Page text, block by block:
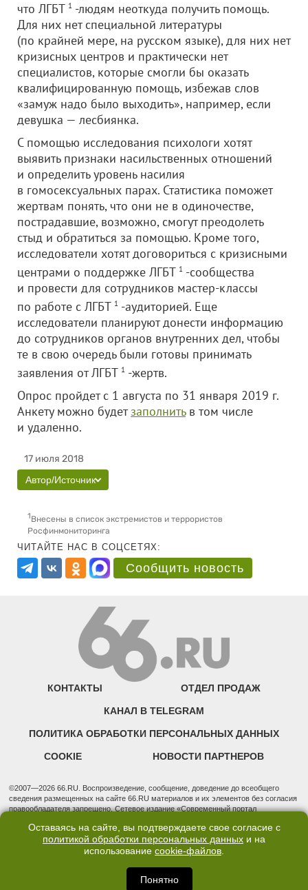
что ЛГБТ 1 -людям неоткуда получить помощь.
Для них нет специальной литературы
(по крайней мере, на русском языке), для них нет
кризисных центров и практически нет
специалистов, которые смогли бы оказать
квалифицированную помощь, избежав слов
«замуж надо было выходить», например, если
девушка — лесбиянка.
С помощью исследования психологи хотят
выявить признаки насильственных отношений
и определить уровень насилия
в гомосексуальных парах. Статистика поможет
жертвам понять, что они не в одиночестве,
пострадавшие, возможно, смогут преодолеть
стыд и обратиться за помощью. Кроме того,
исследователи хотят договориться с кризисными
центрами о поддержке ЛГБТ 1 -сообщества
и провести для сотрудников мастер-классы
по работе с ЛГБТ 1 -аудиторией. Еще
исследователи планируют донести информацию
до сотрудников органов внутренних дел, чтобы
те в свою очередь были готовы принимать
заявления от ЛГБТ 1 -жертв.
Опрос пройдет с 1 августа по 31 января 2019 г.
Анкету можно будетзаполнитьв том числе
и удаленно.
17 июля 2018
Автор/Источник
1Внесены в список экстремистов и террористов
Росфинмониторинга
ЧИТАЙТЕ НАС В СОЦСЕТЯХ:
Сообщить новость
КОНТАКТЫ ОТДЕЛ ПРОДАЖ
КАНАЛ В TELEGRAM
ПОЛИТИКА ОБРАБОТКИ ПЕРСОНАЛЬНЫХ ДАННЫХ
COOKIE НОВОСТИ ПАРТНЕРОВ
©2007—2026 66.RU. Воспроизведение, сообщение, доведение до всеобщего
сведения размещенных на сайте 66.RU материалов и их элементов без согласия
правообладателя запрещено. Сетевое издание «Современный портал
надзору в сфере связи, информационных технологий и массовых коммуникаций
(Роскомнадзор). Регистрационный номер ЭЛ № ФС 77 - 76634 от 02.09.2019
Учредитель: Общество с ограниченной ответственностью "66.ру". Юридический
3, оф. 7015 Фактический адрес редакции и отдела продаж: 620014, Свердловская
обл., г. Екатеринбург, ул. Бориса Ельцина, д. 3, оф. 7015, +7 (343) 288-50-66
Оставаясь на сайте, вы подтверждаете свое согласие с
политикой обработки персональных данных и на
использование cookie-файлов.
Понятно